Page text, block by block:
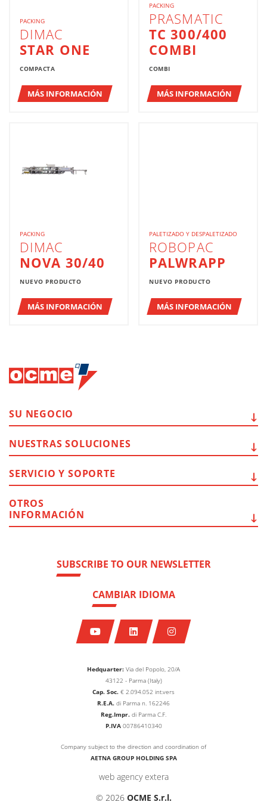
PACKING
DIMAC
STAR ONE
COMPACTA
MÁS INFORMACIÓN
PACKING
PRASMATIC
TC 300/400
COMBI
COMBI
MÁS INFORMACIÓN
PACKING
DIMAC
NOVA 30/40
NUEVO PRODUCTO
MÁS INFORMACIÓN
PALETIZADO Y DESPALETIZADO
ROBOPAC
PALWRAPP
NUEVO PRODUCTO
MÁS INFORMACIÓN
Hedquarter: Via del Popolo, 20/A
43122 - Parma (Italy)
Cap. Soc. € 2.094.052 int.vers
R.E.A. di Parma n. 162246
Reg.Impr. di Parma C.F.
P.IVA00786410340
Company subject to the direction and coordination of
AETNA GROUP HOLDING SPA
web agency extera
© 2026 OCME S.r.l.
SUBSCRIBE TO OUR NEWSLETTER
CAMBIAR IDIOMA
SU NEGOCIO
NUESTRAS SOLUCIONES
SERVICIO Y SOPORTE
OTROS
INFORMACIÓN